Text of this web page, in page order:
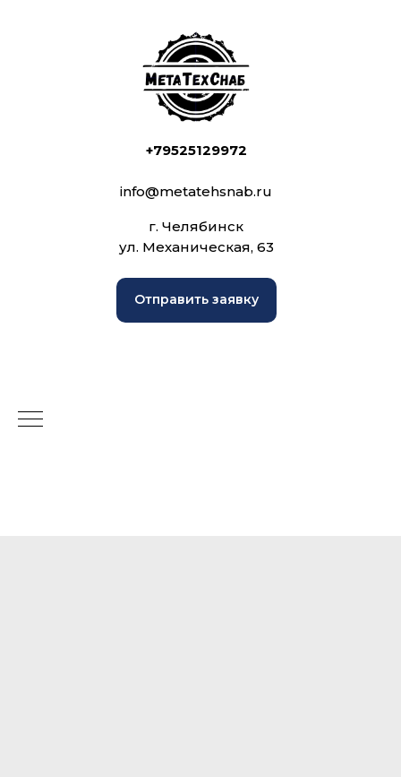
+79525129972
info@metatehsnab.ru
г. Челябинск
ул. Механическая, 63
Отправить заявку